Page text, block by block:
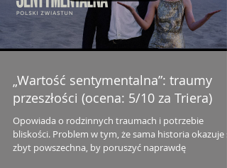
„Wartość sentymentalna”: traumy
przeszłości (ocena: 5/10 za Triera)
Opowiada o rodzinnych traumach i potrzebie
bliskości. Problem w tym, że sama historia okazuje
zbyt powszechna, by poruszyć naprawdę